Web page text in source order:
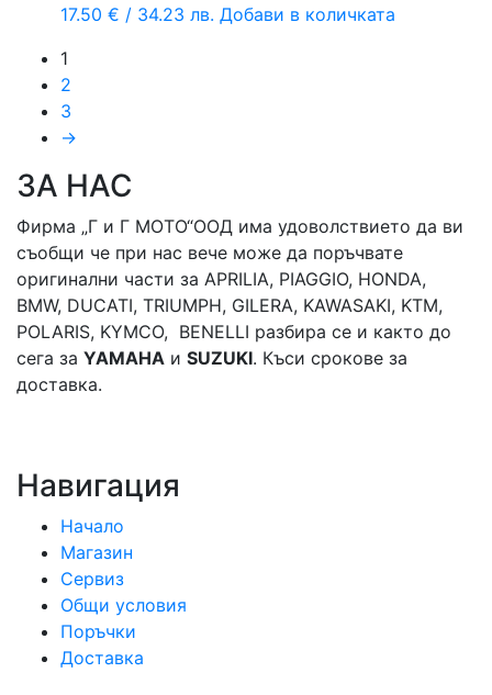
17.50 € / 34.23 лв. Добави в количката
1
2
3
→
ЗА НАС
Фирма „Г и Г МОТО“ООД има удоволствието да ви
съобщи че при нас вече може да поръчвате
оригинални части за APRILIA, PIAGGIO, HONDA,
BMW, DUCATI, TRIUMPH, GILERA, KAWASAKI, KTM,
POLARIS, KYMCO, BENELLI разбира се и както до
сега за YAMAHA и SUZUKI. Къси срокове за
доставка.
Навигация
Начало
Магазин
Сервиз
Общи условия
Поръчки
Доставка